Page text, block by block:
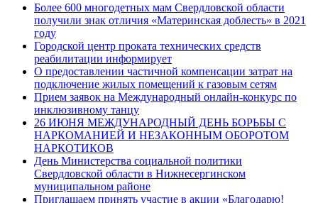
Более 600 многодетных мам Свердловской области
получили знак отличия «Материнская доблесть» в 2021
году
Городской центр проката технических средств
реабилитации информирует
О предоставлении частичной компенсации затрат на
подключение жилых помещений к газовым сетям
Прием заявок на Международный онлайн-конкурс по
инклюзивному танцу
26 ИЮНЯ МЕЖДУНАРОДНЫЙ ДЕНЬ БОРЬБЫ С
НАРКОМАНИЕЙ И НЕЗАКОННЫМ ОБОРОТОМ
НАРКОТИКОВ
День Министерства социальной политики
Свердловской области в Нижнесергинском
муниципальном районе
Приглашаем принять участие в акции «Благодарю!